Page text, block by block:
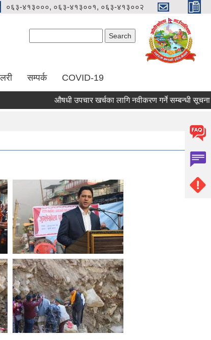
०६३-४१३०००, ०६३-४१३००१, ०६३-४१३००२
सम्पर्क COVID-19
औषधी उपचार खर्चका लागि नवीकरण गर्ने सम्बन्धी सूचना